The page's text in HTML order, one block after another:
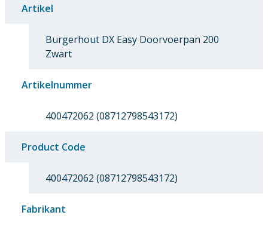
Artikel
Burgerhout DX Easy Doorvoerpan 200
Zwart
Artikelnummer
400472062 (08712798543172)
Product Code
400472062 (08712798543172)
Fabrikant